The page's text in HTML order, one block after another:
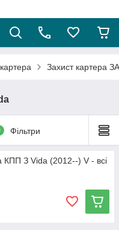
Захист картера
Фільтри
КПП З Vida (2012--) V - всі